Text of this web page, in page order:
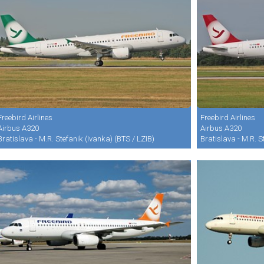
Airlines
A320
- M.R. Stefanik (Ivanka) (BTS / LZIB)
Freebird Airlines
Airbus A320
Bratislava - M.R.